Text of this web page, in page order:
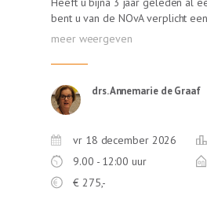
bent u van de NOvA verplicht
mogen blijven. Deze kunt u
organiseert Lexlumen speciaal
voldoet aan de eindtermen die
persoonlijke kwaliteiten van de
geven Bewustwording van de
Timemanagement en coachen
professionals, omgang met deze
voor de komende 3 jaar weer
begeleiden.
drs. Annemarie de Graaf
vr 18 december 2026
9.00 - 12:00 uur
€ 275,-